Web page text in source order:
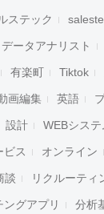
ステック
データアナリスト
有楽町 Tiktok
画編集 英語
設計 WEBシステ
ビス オンライン
談 リクルーティ
ングアプリ 分析